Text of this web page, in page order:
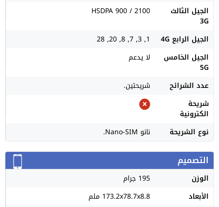
الجيل الثالث
3G
HSDPA 900 / 2100
الجيل الرابع 4G
1, 3, 7, 8, 20, 28
الجيل الخامس
5G
لا يدعم
عدد الشرائح
شريحتين.
شريحة
الكترونية
نوع الشريحة
نانو Nano-SIM.
التصميم
الوزن
195 جرام
الأبعاد
173.2x78.7x8.8 ملم